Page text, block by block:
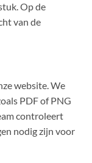
Op de
van de
website. We
PDF of PNG
controleert
nodig zijn voor